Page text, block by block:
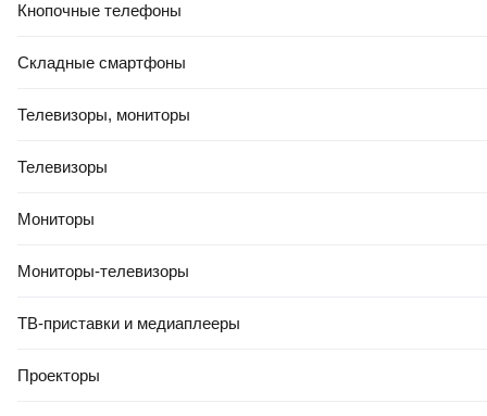
Кнопочные телефоны
Складные смартфоны
Телевизоры, мониторы
Телевизоры
Мониторы
Мониторы-телевизоры
ТВ-приставки и медиаплееры
Проекторы